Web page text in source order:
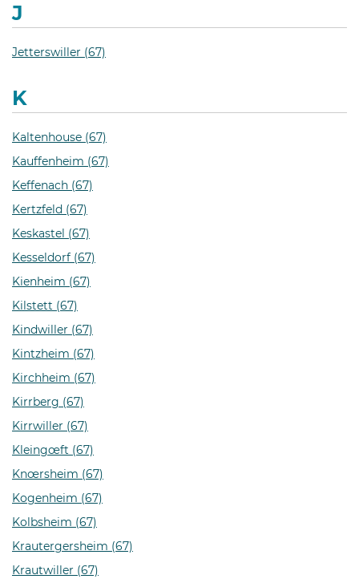
J
Jetterswiller (67)
K
Kaltenhouse (67)
Kauffenheim (67)
Keffenach (67)
Kertzfeld (67)
Keskastel (67)
Kesseldorf (67)
Kienheim (67)
Kilstett (67)
Kindwiller (67)
Kintzheim (67)
Kirchheim (67)
Kirrberg (67)
Kirrwiller (67)
Kleingœft (67)
Knœrsheim (67)
Kogenheim (67)
Kolbsheim (67)
Krautergersheim (67)
Krautwiller (67)